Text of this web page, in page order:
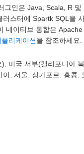
인은 Java, Scala, R 및
스터에 Spartk SQL을
네이티브 통합은
리케이션을 참조하세요.
미국 서부(캘리포니아
, 서울, 싱가포르, 홍콩,